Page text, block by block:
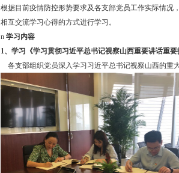
根据目前疫情防控形势要求及各支部党员工作实际情况
相互交流学习心得的方式进行学习。
n 学习内容
1、学习《学习贯彻习近平总书记视察山西重要讲话重要
各支部组织党员深入学习习近平总书记视察山西的重